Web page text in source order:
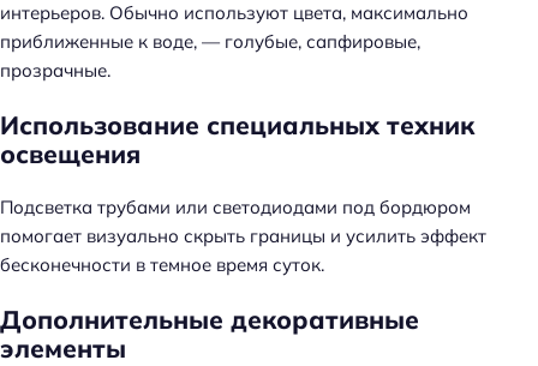
интерьеров. Обычно используют цвета, максимально
приближенные к воде, — голубые, сапфировые,
прозрачные.
Использование специальных техник
освещения
Подсветка трубами или светодиодами под бордюром
помогает визуально скрыть границы и усилить эффект
бесконечности в темное время суток.
Дополнительные декоративные
элементы